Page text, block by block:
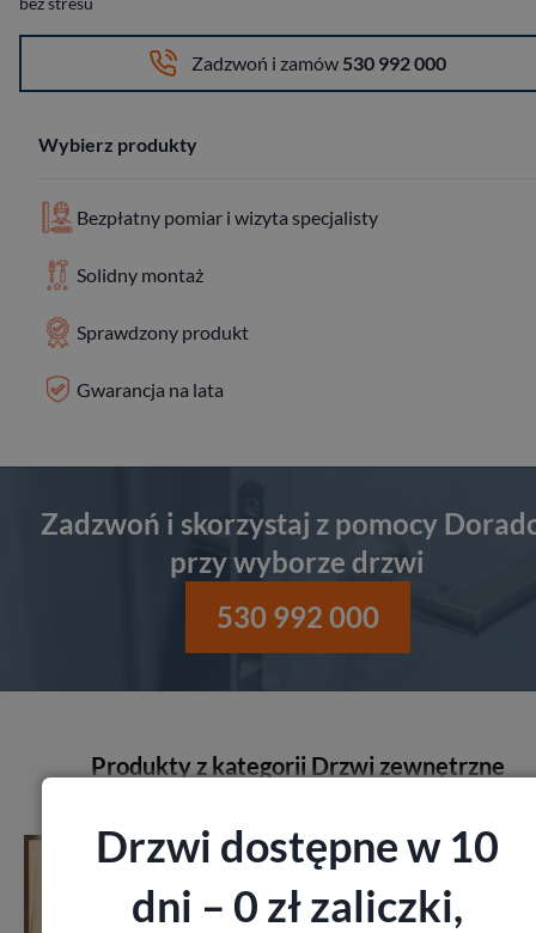
Zadzwoń i zamów 530 992 000
Wybierz produkty
Bezpłatny pomiar i wizyta specjalisty
Solidny montaż
Sprawdzony produkt
Gwarancja na lata
Zadzwoń i skorzystaj z pomocy
przy wyborze drzwi
530 992 000
Produkty z kategorii Drzwi zewnętrzne
Drzwi Porta Akustyczne
27db
Porta
Drzwi dostępne w 10
dni – 0 zł zaliczki,